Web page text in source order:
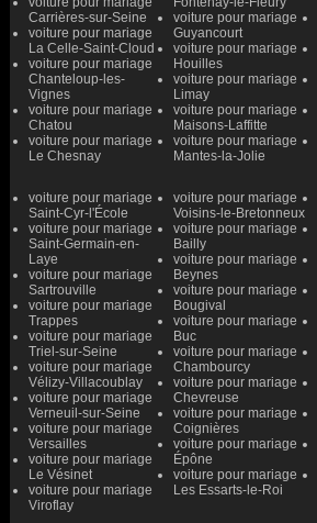
Carrières-sur-Seine
voiture pour mariage
La Celle-Saint-Cloud
voiture pour mariage
Chanteloup-les-
Vignes
voiture pour mariage
Chatou
voiture pour mariage
Le Chesnay
voiture pour mariage
Guyancourt
voiture pour mariage
Houilles
voiture pour mariage
Limay
voiture pour mariage
Maisons-Laffitte
voiture pour mariage
Mantes-la-Jolie
voiture pour mariage
Saint-Cyr-l'École
voiture pour mariage
Saint-Germain-en-
Laye
voiture pour mariage
Sartrouville
voiture pour mariage
Trappes
voiture pour mariage
Triel-sur-Seine
voiture pour mariage
Vélizy-Villacoublay
voiture pour mariage
Verneuil-sur-Seine
voiture pour mariage
Versailles
voiture pour mariage
Le Vésinet
voiture pour mariage
Viroflay
voiture pour mariage
Voisins-le-Bretonneux
voiture pour mariage
Bailly
voiture pour mariage
Beynes
voiture pour mariage
Bougival
voiture pour mariage
Buc
voiture pour mariage
Chambourcy
voiture pour mariage
Chevreuse
voiture pour mariage
Coignières
voiture pour mariage
Épône
voiture pour mariage
Les Essarts-le-Roi